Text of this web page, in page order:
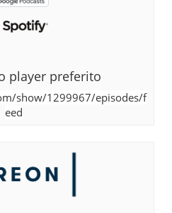
player preferito
show/1299967/episodes/f
eed